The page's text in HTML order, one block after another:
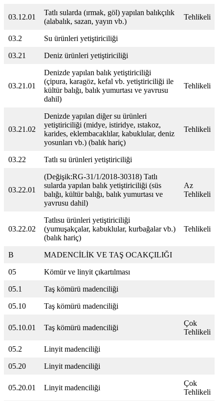
03.12.01
Tatlı sularda (ırmak, göl) yapılan balıkçılık
(alabalık, sazan, yayın vb.)
Tehlikeli
03.2 Su ürünleri yetiştiriciliği
03.21 Deniz ürünleri yetiştiriciliği
03.21.01
Denizde yapılan balık yetiştiriciliği
(çipura, karagöz, kefal vb. yetiştiriciliği ile
kültür balığı, balık yumurtası ve yavrusu
dahil)
Tehlikeli
03.21.02
Denizde yapılan diğer su ürünleri
yetiştiriciliği (midye, istiridye, ıstakoz,
karides, eklembacaklılar, kabuklular, deniz
yosunları vb.) (balık hariç)
Tehlikeli
03.22 Tatlı su ürünleri yetiştiriciliği
03.22.01
(Değişik:RG-31/1/2018-30318) Tatlı
sularda yapılan balık yetiştiriciliği (süs
balığı, kültür balığı, balık yumurtası ve
yavrusu dahil)
Az
Tehlikeli
03.22.02
Tatlısu ürünleri yetiştiriciliği
(yumuşakçalar, kabuklular, kurbağalar vb.)
(balık hariç)
Tehlikeli
B MADENCİLİK VE TAŞ OCAKÇILIĞI
05 Kömür ve linyit çıkartılması
05.1 Taş kömürü madenciliği
05.10 Taş kömürü madenciliği
05.10.01 Taş kömürü madenciliği
Çok
Tehlikeli
05.2 Linyit madenciliği
05.20 Linyit madenciliği
05.20.01 Linyit madenciliği
Çok
Tehlikeli